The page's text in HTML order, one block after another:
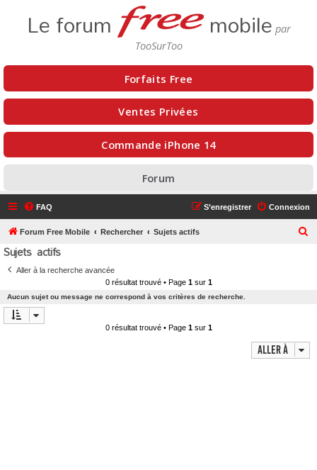
Le forum mobile
Forfaits Free
Ventes Privées
Commande iPhone 14
Forum
FAQ Connexion
S’enregistrer
Forum Free Mobile Rechercher Sujets actifs
Sujets actifs
Aller à la recherche avancée
0 résultat trouvé • Page 1sur 1
Aucun sujet ou message ne correspond à vos critères de recherche.
0 résultat trouvé • Page 1sur 1
Aller à